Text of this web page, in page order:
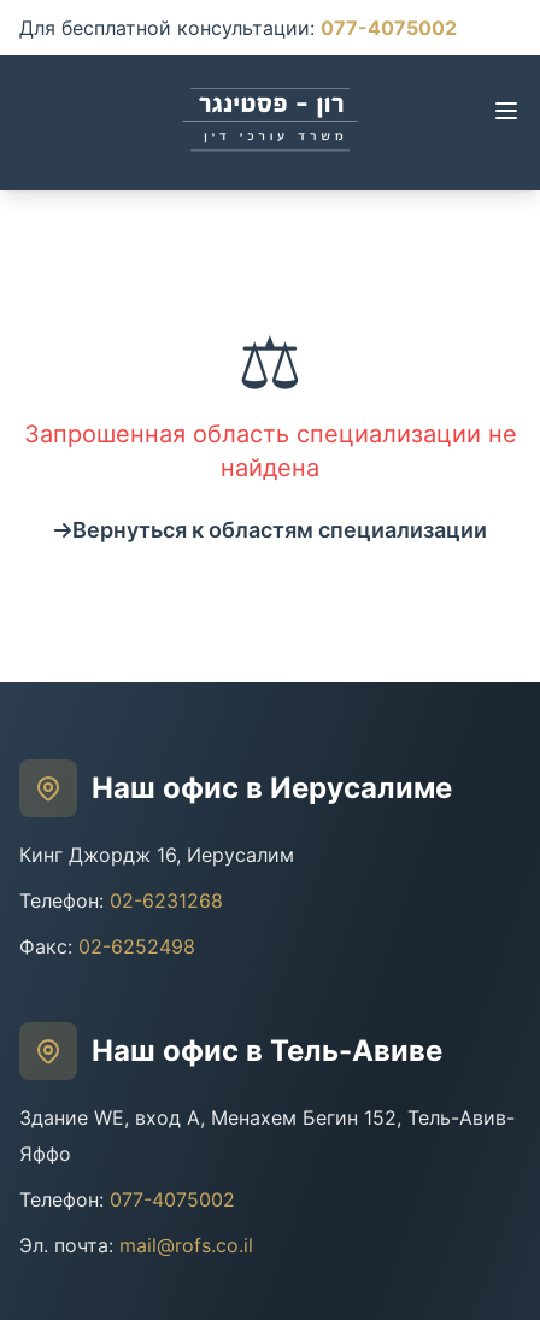
Для бесплатной консультации: 077-4075002
⚖️
Запрошенная область специализации не
найдена
Вернуться к областям специализации
Наш офис в Иерусалиме
Кинг Джордж 16, Иерусалим
Телефон: 02-6231268
Факс: 02-6252498
Наш офис в Тель-Авиве
Здание WE, вход A, Менахем Бегин 152, Тель-Авив-
Яффо
Телефон: 077-4075002
Эл. почта: mail@rofs.co.il